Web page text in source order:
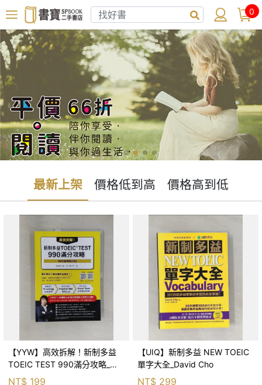
0
最新上架 價格低到高 價格高到低
【YYW】高效拆解！新制多益
TOEIC TEST 990滿分攻略_濱
崎潤之輔, 葉紋芳
NT$ 199
【UIQ】新制多益 NEW TOEIC
單字大全_David Cho
NT$ 299